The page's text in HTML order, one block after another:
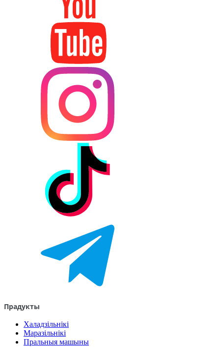
Прадукты
Халадзільнікі
Маразільнікі
Пральныя машыны